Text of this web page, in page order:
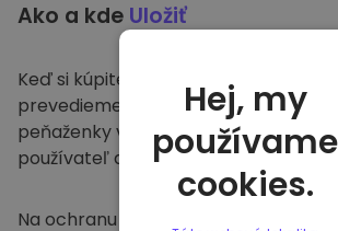
Ako a kde Uložiť
Keď si kúpite na Kriptomat
,
prevedieme do vašej vyhradenej a
peňaženky v rámci našej platformy.
používateľ dostane individuálnu
Na ochranu našich zákazníkov a ich
Hej, my
používame
cookies.